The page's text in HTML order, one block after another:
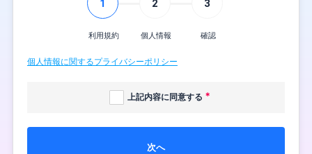
1
利用規約
2
個人情報
3
確認
個人情報に関するプライバシーポリシー
上記内容に同意する
次へ